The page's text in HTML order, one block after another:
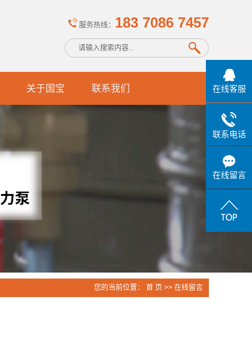
服务热线： 183 7086 7457
关于国宝 联系我们
您的当前位置： 首 页 >> 在线留言
在线客服
联系电话
在线留言